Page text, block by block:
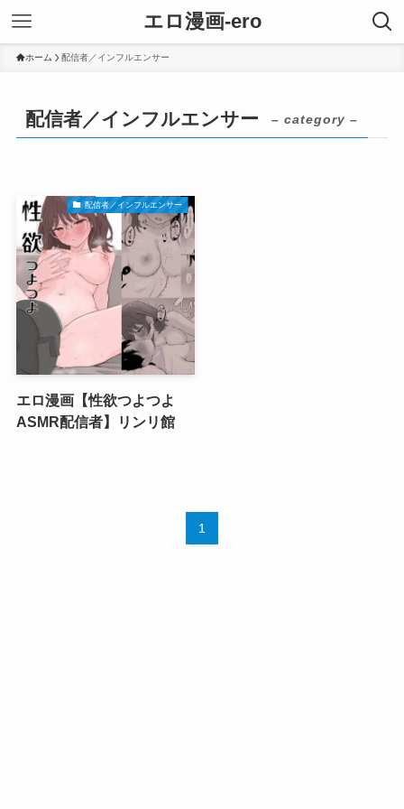
エロ漫画-ero
ホーム 配信者／インフルエンサー
配信者／インフルエンサー – category –
配信者／インフルエンサー
エロ漫画【性欲つよつよ
ASMR配信者】リンリ館
1